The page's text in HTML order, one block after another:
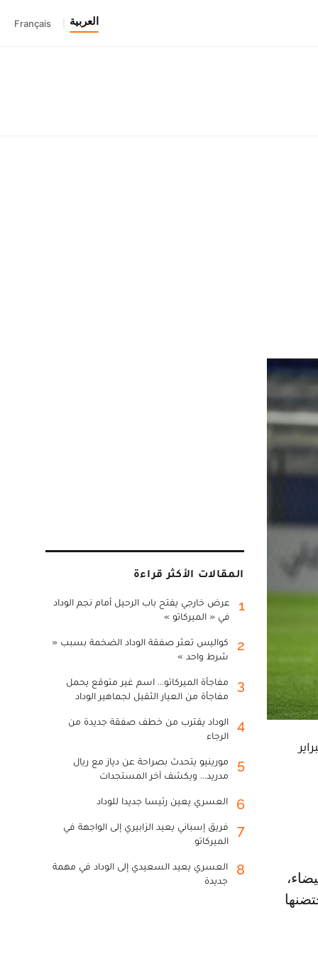
العربية Français
في المباراة الودية التي جمعته مساء يومه الثلاثاء 25 فبراير
المقالات الأكثر قراءة
1
عرض خارجي يفتح باب الرحيل أمام نجم الوداد
في « الميركاتو »
2
كواليس تعثر صفقة الوداد الضخمة بسبب «
شرط واحد »
3
مفاجأة الميركاتو... اسم غير متوقع يحمل
مفاجأة من العيار الثقيل لجماهير الوداد
4
الوداد يقترب من خطف صفقة جديدة من
الرجاء
5
مورينيو يتحدث بصراحة عن دياز مع ريال
مدريد... ويكشف آخر المستجدات
6 العسري يعين رئيسا جديدا للوداد
7
فريق إسباني يعيد الزابيري إلى الواجهة في
الميركاتو
8
العسري يعيد السعيدي إلى الوداد في مهمة
جديدة